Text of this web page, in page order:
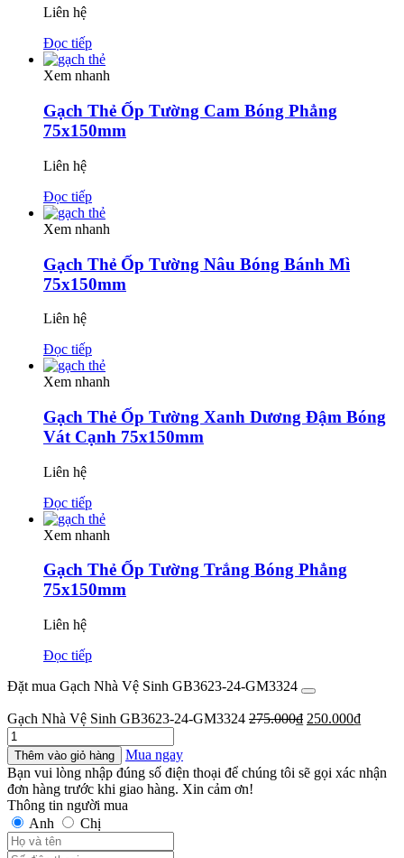
Liên hệ
Đọc tiếp
Xem nhanh
Gạch Thẻ Ốp Tường Cam Bóng Phẳng
75x150mm
Liên hệ
Đọc tiếp
Xem nhanh
Gạch Thẻ Ốp Tường Nâu Bóng Bánh Mì
75x150mm
Liên hệ
Đọc tiếp
Xem nhanh
Gạch Thẻ Ốp Tường Xanh Dương Đậm Bóng
Vát Cạnh 75x150mm
Liên hệ
Đọc tiếp
Xem nhanh
Gạch Thẻ Ốp Tường Trắng Bóng Phẳng
75x150mm
Liên hệ
Đọc tiếp
Đặt mua Gạch Nhà Vệ Sinh GB3623-24-GM3324
Gạch Nhà Vệ Sinh GB3623-24-GM3324 275.000₫ Giá
275.000₫.
250.000₫Giá
là:
Gạch
Nhà
Vệ
Sinh
GB3623-
24-
GM3324
số
Thêm vào giỏ hàng
Mua ngay
Bạn vui lòng nhập đúng số điện thoại để chúng tôi sẽ gọi xác nhận
đơn hàng trước khi giao hàng. Xin cảm ơn!
Thông tin người mua
Anh
Chị